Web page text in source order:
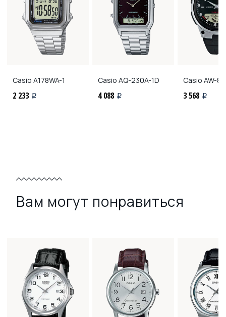
Casio A178WA-1
2 233 i
Casio AQ-230A-1D
4 088 i
Casio AW-
3 568 i
Вам могут понравиться